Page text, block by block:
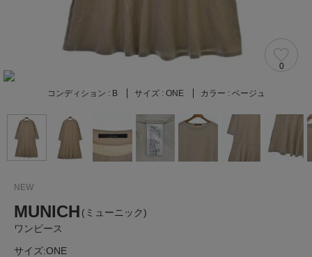
0
コンディション : B サイズ : ONE カラー : ベージュ
NEW
MUNICH (ミューニック)
ワンピース
サイズ:ONE